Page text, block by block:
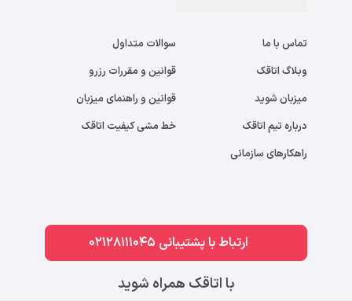
تماس با ما
وبلاگ اتاقک
میزبان شوید
درباره تیم اتاقک
راهکارهای سازمانی
سوالات متداول
قوانین و مقررات رزرو
قوانین و راهنمای میزبان
خط مشی کیفیت اتاقک
ارتباط با پشتیبانی 02128111045
با اتاقک همراه شوید